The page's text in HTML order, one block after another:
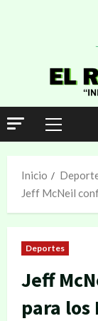
Inicio
Jeff McNeil
Deportes
Jeff
para los